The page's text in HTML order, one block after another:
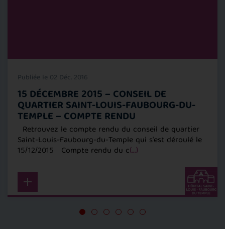
Publiée le 02 Déc. 2016
15 DÉCEMBRE 2015 – CONSEIL DE
QUARTIER SAINT-LOUIS-FAUBOURG-DU-
TEMPLE – COMPTE RENDU
Retrouvez le compte rendu du conseil de quartier
Saint-Louis-Faubourg-du-Temple qui s'est déroulé le
15/12/2015 Compte rendu du c(...)